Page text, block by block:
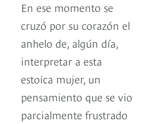
En ese momento se
cruzó por su corazón el
anhelo de, algún día,
interpretar a esta
estoica mujer, un
pensamiento que se vio
parcialmente frustrado